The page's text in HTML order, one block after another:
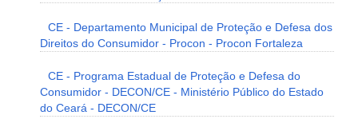
CE - Departamento Municipal de Proteção e Defesa dos
Direitos do Consumidor - Procon - Procon Fortaleza
CE - Programa Estadual de Proteção e Defesa do
Consumidor - DECON/CE - Ministério Público do Estado
do Ceará - DECON/CE